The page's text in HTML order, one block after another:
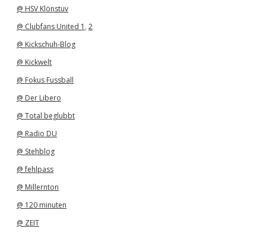
@ HSV Klönstuv
@ Clubfans United 1 , 2
@ Kickschuh-Blog
@ Kickwelt
@ Fokus Fussball
@ Der Libero
@ Total beglubbt
@ Radio DU
@ Stehblog
@ fehlpass
@ Millernton
@ 120 minuten
@ ZEIT